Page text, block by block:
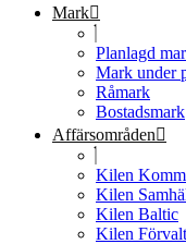
Mark
Planlagd
Mark under
Råmark
Bostadsmark
Affärsområden
Kilen
Kilen
Kilen Baltic
Kilen